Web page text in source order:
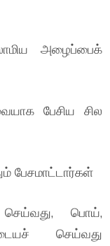
அழைப்பைக்
பேசிய சில
பேசமாட்டார்கள்
செய்வது, பொய்,
செய்வது